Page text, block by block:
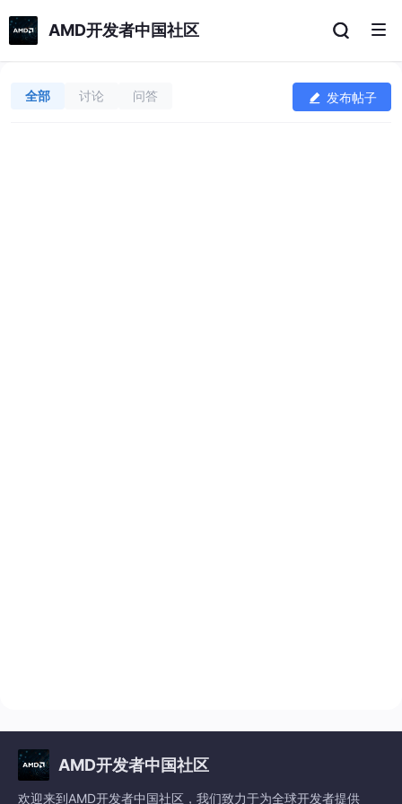
AMD开发者中国社区
全部 讨论 问答 发布帖子
AMD开发者中国社区
欢迎来到AMD开发者中国社区，我们致力于为全球开发者提供